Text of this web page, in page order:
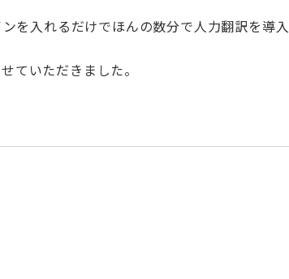
を入れるだけでほんの数分で人力翻訳を導
ていただきました。